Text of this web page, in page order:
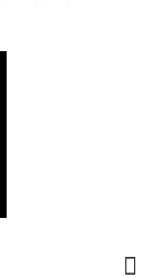
plek van de
wordt met
ontwikkelen